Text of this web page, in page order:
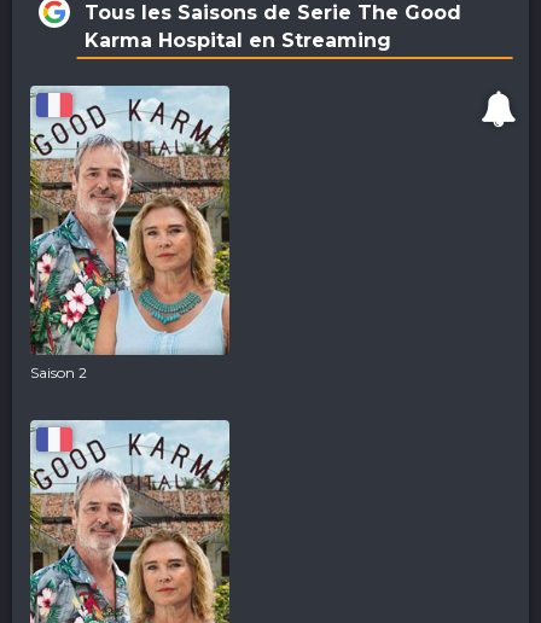
Tous les Saisons de Serie The Good
Karma Hospital en Streaming
Saison 2